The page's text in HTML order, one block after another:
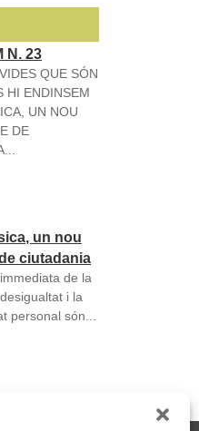
N. 23
QUE SÓN
HI ENDINSEM
UN NOU
DE
un nou
ciutadania
de la
i la
personal són...